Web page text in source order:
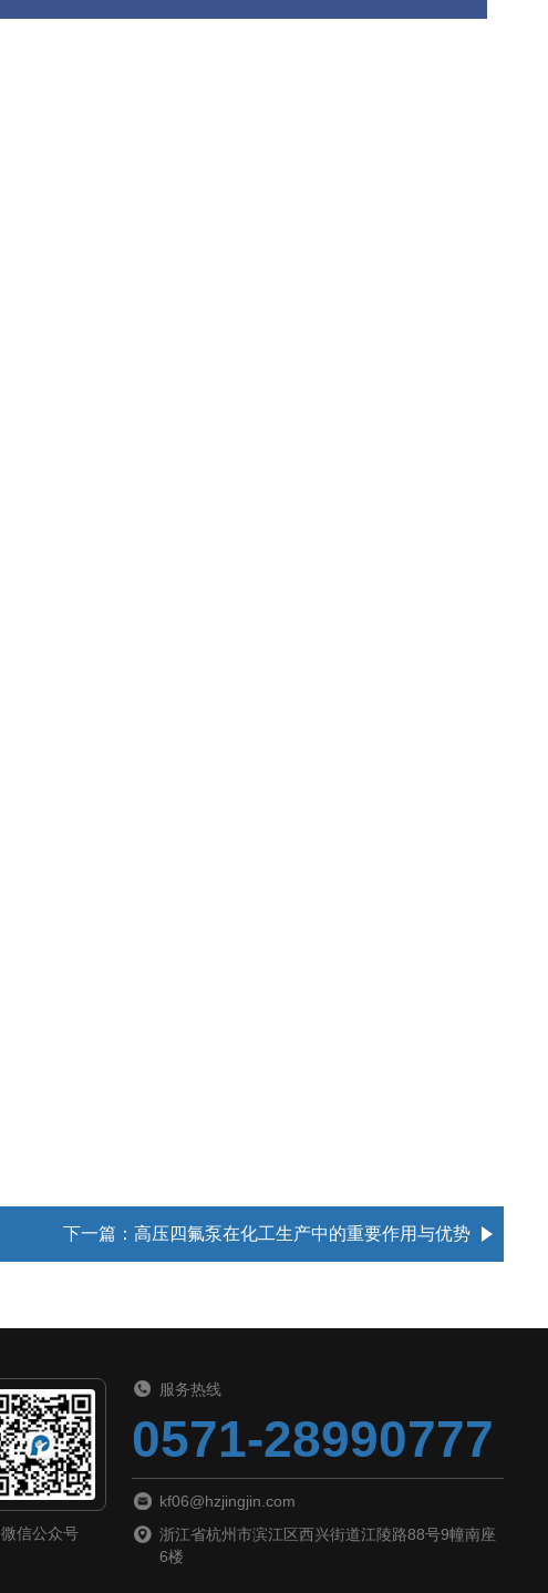
下一篇： 高压四氟泵在化工生产中的重要作用与优势
微信公众号
服务热线
0571-28990777
kf06@hzjingjin.com
浙江省杭州市滨江区西兴街道江陵路88号9幢南座
6楼